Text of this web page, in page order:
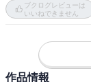
ブクログレビューは
いいねできません
作品情報